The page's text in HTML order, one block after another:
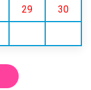
29 30